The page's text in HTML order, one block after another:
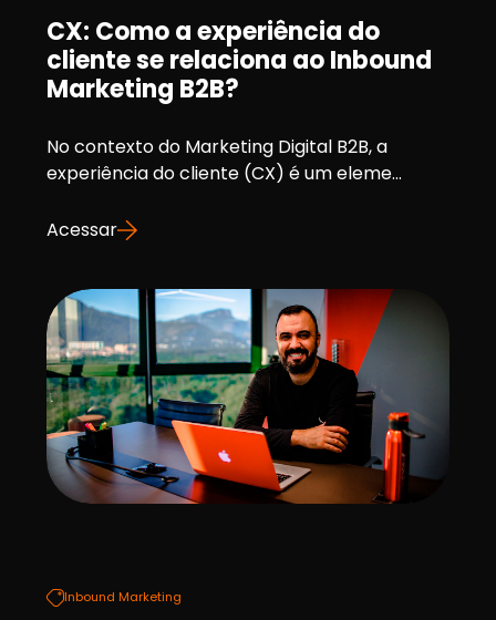
CX: Como a experiência do
cliente se relaciona ao Inbound
Marketing B2B?
No contexto do Marketing Digital B2B, a
experiência do cliente (CX) é um eleme...
Acessar
Inbound Marketing